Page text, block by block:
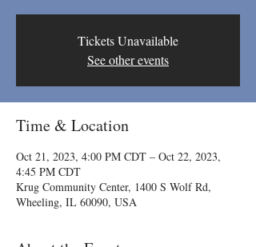
Tickets Unavailable
See other events
Time & Location
Oct 21, 2023, 4:00 PM CDT – Oct 22, 2023,
4:45 PM CDT
Krug Community Center, 1400 S Wolf Rd,
Wheeling, IL 60090, USA